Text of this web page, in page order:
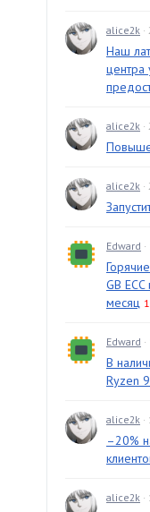
alice2k
Наш
центра
alice2k
alice2k
Edward
GB
месяц 1
Edward
В
Ryzen
alice2k
–20%
alice2k